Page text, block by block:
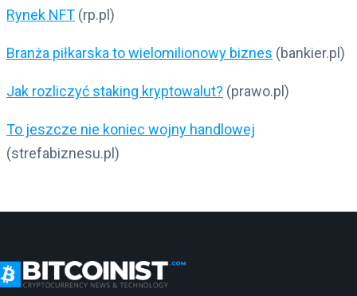
Rynek NFT (rp.pl)
Branża piłkarska to wielomilionowy biznes (bankier.pl)
Jak rozliczyć staking kryptowalut? (prawo.pl)
To jeszcze nie koniec wojny handlowej
(strefabiznesu.pl)